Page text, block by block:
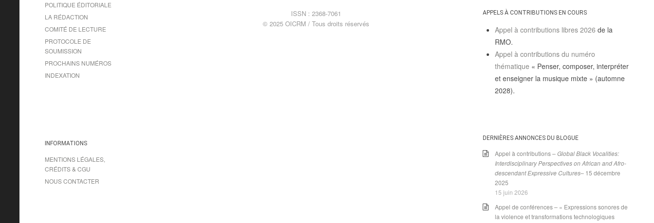
POLITIQUE ÉDITORIALE
LA RÉDACTION
COMITÉ DE LECTURE
PROTOCOLE DE
SOUMISSION
PROCHAINS NUMÉROS
INDEXATION
INFORMATIONS
MENTIONS LÉGALES,
CRÉDITS & CGU
NOUS CONTACTER
ISSN : 2368-7061
© 2025 OICRM / Tous droits réservés
APPELS À CONTRIBUTIONS EN COURS
Appel à contributions libres 2026 de la
RMO.
Appel à contributions du numéro
thématique « Penser, composer, interpréter
et enseigner la musique mixte » (automne
2028).
DERNIÈRES ANNONCES DU BLOGUE
Appel à contributions –Global Black Vocalities:
Interdisciplinary Perspectives on African and Afro-
descendant Expressive Cultures– 15 décembre
2025
15 juin 2026
Appel de conférences – « Expressions sonores de
la violence et transformations technologiques